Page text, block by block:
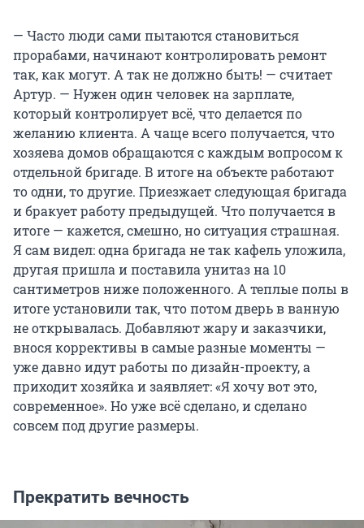
— Часто люди сами пытаются становиться
прорабами, начинают контролировать ремонт
так, как могут. А так не должно быть! — считает
Артур. — Нужен один человек на зарплате,
который контролирует всё, что делается по
желанию клиента. А чаще всего получается, что
хозяева домов обращаются с каждым вопросом к
отдельной бригаде. В итоге на объекте работают
то одни, то другие. Приезжает следующая бригада
и бракует работу предыдущей. Что получается в
итоге — кажется, смешно, но ситуация страшная.
Я сам видел: одна бригада не так кафель уложила,
другая пришла и поставила унитаз на 10
сантиметров ниже положенного. А теплые полы в
итоге установили так, что потом дверь в ванную
не открывалась. Добавляют жару и заказчики,
внося коррективы в самые разные моменты —
уже давно идут работы по дизайн-проекту, а
приходит хозяйка и заявляет: «Я хочу вот это,
современное». Но уже всё сделано, и сделано
совсем под другие размеры.
Прекратить вечность